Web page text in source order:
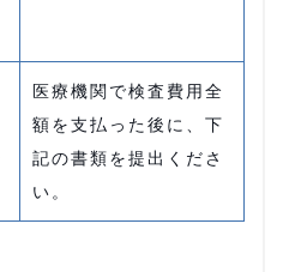
医療機関で検査費用全
額を支払った後に、下
記の書類を提出くださ
い。